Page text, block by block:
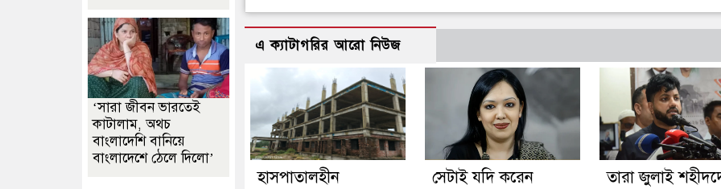
এ ক্যাটাগরির আরো নিউজ
হাসপাতালহীন
সেটাই যদি করেন
তারা জুলাই
‘সারা জীবন ভারতেই
কাটালাম, অথচ
বাংলাদেশি বানিয়ে
বাংলাদেশে ঠেলে দিলো’